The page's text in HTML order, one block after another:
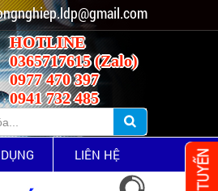
HOTLINE
0365717615 (Zalo)
0977 470 397
0941 732 485
LIÊN HỆ